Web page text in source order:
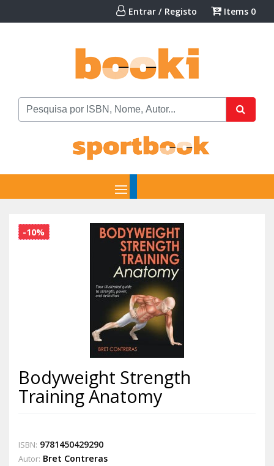
Entrar / Registo Items 0
-10%
Bodyweight Strength
Training Anatomy
ISBN: 9781450429290
Autor: Bret Contreras